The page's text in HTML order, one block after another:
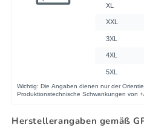
Herstellerangaben gemäß